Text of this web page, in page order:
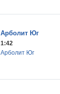
Арболит Юг
1:42
Арболит Юг